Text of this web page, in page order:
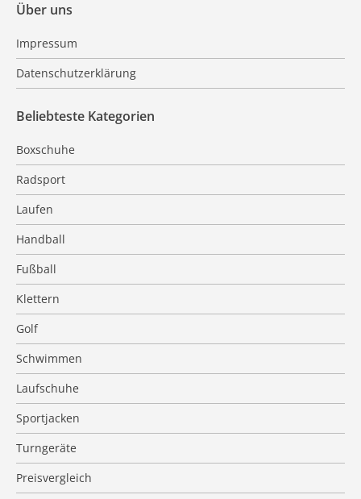
Über uns
Impressum
Datenschutzerklärung
Beliebteste Kategorien
Boxschuhe
Radsport
Laufen
Handball
Fußball
Klettern
Golf
Schwimmen
Laufschuhe
Sportjacken
Turngeräte
Preisvergleich